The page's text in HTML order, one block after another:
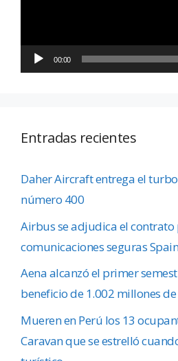
00:00
Entradas recientes
Daher Aircraft entrega el
número 400
Airbus se adjudica el contrato
comunicaciones seguras
Aena alcanzó el primer
beneficio de 1.002 millones
Mueren en Perú los 13
Caravan que se estrelló